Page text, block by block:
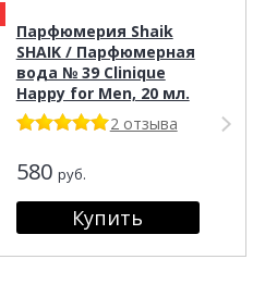
Парфюмерия Shaik
SHAIK / Парфюмерная
вода № 39 Clinique
Happy for Men, 20 мл.
2 отзыва
580 руб.